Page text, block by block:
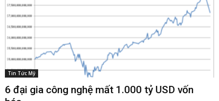
Tin Tức Mỹ
6 đại gia công nghệ mất 1.000 tỷ USD vốn